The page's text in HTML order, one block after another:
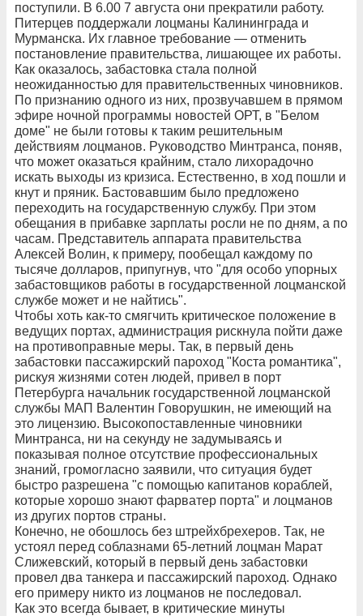
поступили. В 6.00 7 августа они прекратили работу.
Питерцев поддержали лоцманы Калининграда и
Мурманска. Их главное требование — отменить
постановление правительства, лишающее их работы.
Как оказалось, забастовка стала полной
неожиданностью для правительственных чиновников.
По признанию одного из них, прозвучавшем в прямом
эфире ночной программы новостей ОРТ, в "Белом
доме" не были готовы к таким решительным
действиям лоцманов. Руководство Минтранса, поняв,
что может оказаться крайним, стало лихорадочно
искать выходы из кризиса. Естественно, в ход пошли и
кнут и пряник. Бастовавшим было предложено
переходить на государственную службу. При этом
обещания в прибавке зарплаты росли не по дням, а по
часам. Представитель аппарата правительства
Алексей Волин, к примеру, пообещал каждому по
тысяче долларов, припугнув, что "для особо упорных
забастовщиков работы в государственной лоцманской
службе может и не найтись".
Чтобы хоть как-то смягчить критическое положение в
ведущих портах, администрация рискнула пойти даже
на противоправные меры. Так, в первый день
забастовки пассажирский пароход "Коста романтика",
рискуя жизнями сотен людей, привел в порт
Петербурга начальник государственной лоцманской
службы МАП Валентин Говорушкин, не имеющий на
это лицензию. Высокопоставленные чиновники
Минтранса, ни на секунду не задумываясь и
показывая полное отсутствие профессиональных
знаний, громогласно заявили, что ситуация будет
быстро разрешена "с помощью капитанов кораблей,
которые хорошо знают фарватер порта" и лоцманов
из других портов страны.
Конечно, не обошлось без штрейхбрехеров. Так, не
устоял перед соблазнами 65-летний лоцман Марат
Слижевский, который в первый день забастовки
провел два танкера и пассажирский пароход. Однако
его примеру никто из лоцманов не последовал.
Как это всегда бывает, в критические минуты